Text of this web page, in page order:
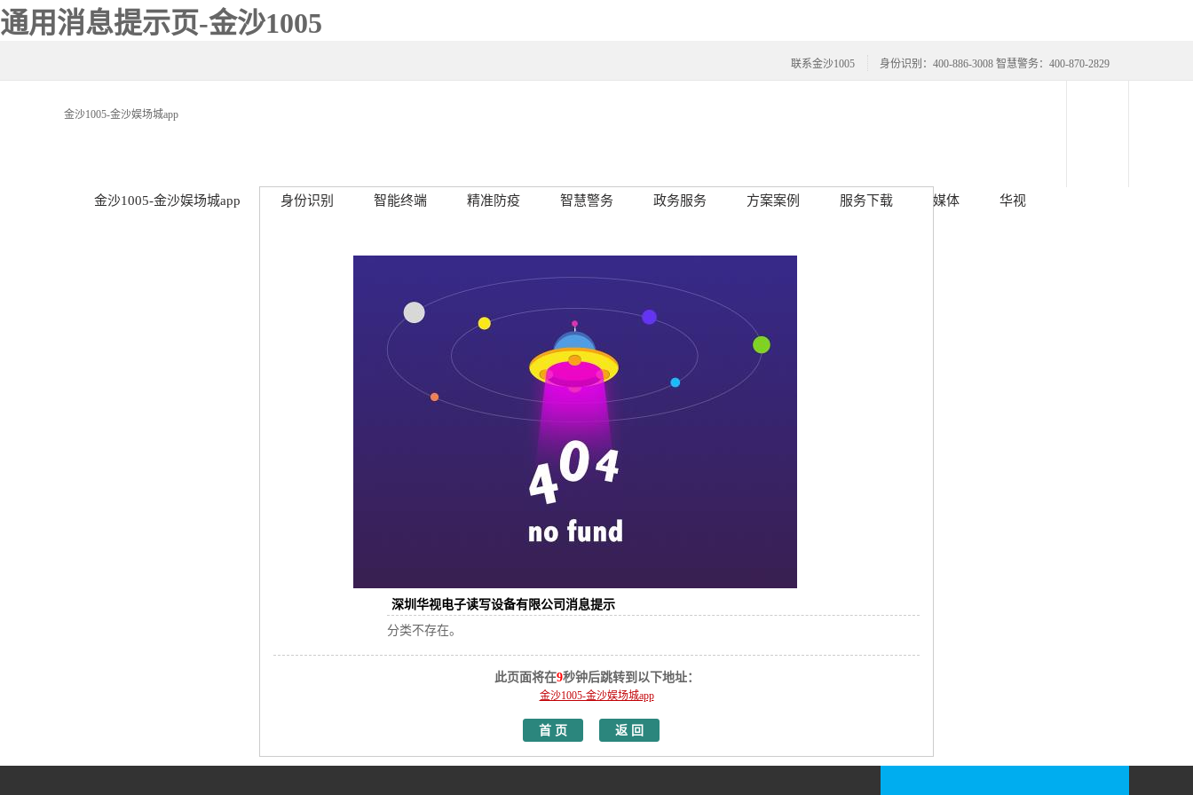
通用消息提示页-金沙1005
联系金沙1005 身份识别：400-886-3008 智慧警务：400-870-2829
金沙1005-金沙娱场城app
金沙1005-金沙娱场城app 身份识别 智能终端 精准防疫 智慧警务 政务服务 方案案例 服务下载 媒体 华视
深圳华视电子读写设备有限公司消息提示
分类不存在。
此页面将在9秒钟后跳转到以下地址：
金沙1005-金沙娱场城app